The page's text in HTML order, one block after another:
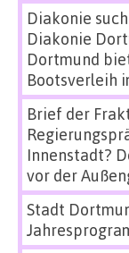
Diakonie
Diakonie
Dortmund
Bootsverleih
Brief der
Innenstadt?
vor der
Stadt